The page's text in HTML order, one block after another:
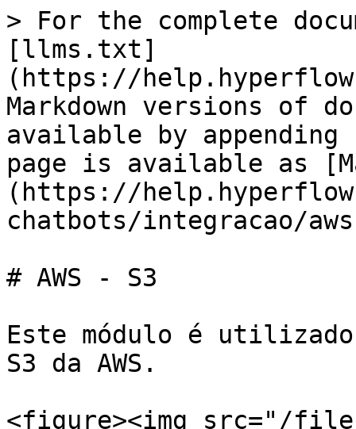
> For the complete
[llms.txt]
(https://
Markdown versions of
available by
page is available as
(https://
chatbots/integracao/
# AWS - S3
Este módulo é
S3 da AWS.
<figure><img src="/files/